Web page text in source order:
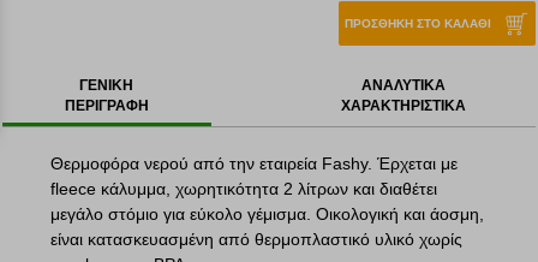
ΠΡΟΣΘΗΚΗ ΣΤΟ ΚΑΛΑΘΙ
ΓΕΝΙΚΗ
ΠΕΡΙΓΡΑΦΗ
ΑΝΑΛΥΤΙΚΑ
ΧΑΡΑΚΤΗΡΙΣΤΙΚΑ
Θερμοφόρα νερού από την εταιρεία Fashy. Έρχεται με
fleece κάλυμμα, χωρητικότητα 2 λίτρων και διαθέτει
μεγάλο στόμιο για εύκολο γέμισμα. Οικολογική και άοσμη,
είναι κατασκευασμένη από θερμοπλαστικό υλικό χωρίς